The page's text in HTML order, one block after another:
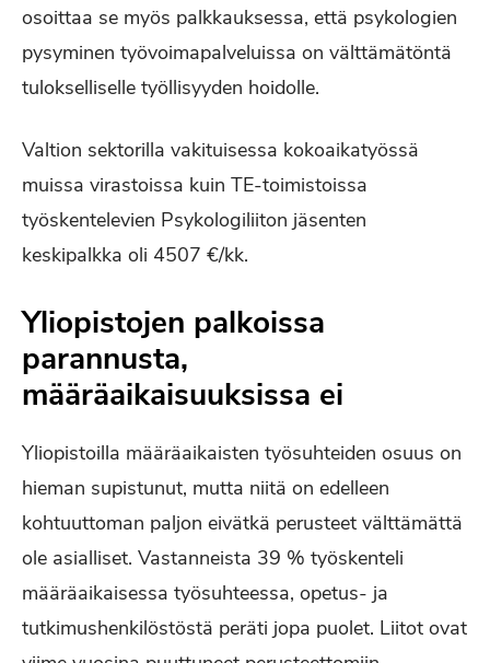
osoittaa se myös palkkauksessa, että psykologien
pysyminen työvoimapalveluissa on välttämätöntä
tulokselliselle työllisyyden hoidolle.
Valtion sektorilla vakituisessa kokoaikatyössä
muissa virastoissa kuin TE-toimistoissa
työskentelevien Psykologiliiton jäsenten
keskipalkka oli 4507 €/kk.
Yliopistojen palkoissa
parannusta,
määräaikaisuuksissa ei
Yliopistoilla määräaikaisten työsuhteiden osuus on
hieman supistunut, mutta niitä on edelleen
kohtuuttoman paljon eivätkä perusteet välttämättä
ole asialliset. Vastanneista 39 % työskenteli
määräaikaisessa työsuhteessa, opetus- ja
tutkimushenkilöstöstä peräti jopa puolet. Liitot ovat